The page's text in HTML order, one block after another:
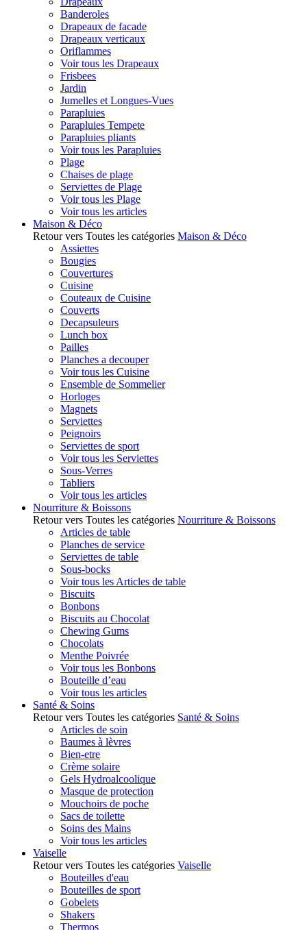
Banderoles
Drapeaux de facade
Drapeaux verticaux
Oriflammes
Voir tous les Drapeaux
Frisbees
Jardin
Jumelles et Longues-Vues
Parapluies
Parapluies Tempete
Parapluies pliants
Voir tous les Parapluies
Plage
Chaises de plage
Serviettes de Plage
Voir tous les Plage
Voir tous les articles
Maison & Déco
Retour vers Toutes les catégories Maison & Déco
Assiettes
Bougies
Couvertures
Cuisine
Couteaux de Cuisine
Couverts
Decapsuleurs
Lunch box
Pailles
Planches a decouper
Voir tous les Cuisine
Ensemble de Sommelier
Horloges
Magnets
Serviettes
Peignoirs
Serviettes de sport
Voir tous les Serviettes
Sous-Verres
Tabliers
Voir tous les articles
Nourriture & Boissons
Retour vers Toutes les catégories Nourriture & Boissons
Articles de table
Planches de service
Serviettes de table
Sous-bocks
Voir tous les Articles de table
Biscuits
Bonbons
Biscuits au Chocolat
Chewing Gums
Chocolats
Menthe Poivrée
Voir tous les Bonbons
Bouteille d’eau
Voir tous les articles
Santé & Soins
Retour vers Toutes les catégories Santé & Soins
Articles de soin
Baumes à lèvres
Bien-etre
Crème solaire
Gels Hydroalcoolique
Masque de protection
Mouchoirs de poche
Sacs de toilette
Soins des Mains
Voir tous les articles
Vaiselle
Retour vers Toutes les catégories Vaiselle
Bouteilles d'eau
Bouteilles de sport
Gobelets
Shakers
Thermos